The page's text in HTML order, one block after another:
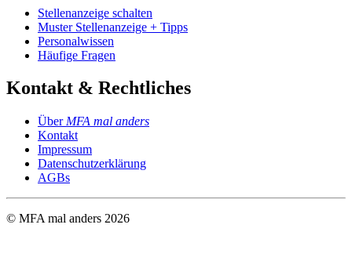
Stellenanzeige schalten
Muster Stellenanzeige + Tipps
Personalwissen
Häufige Fragen
Kontakt & Rechtliches
Über MFA mal anders
Kontakt
Impressum
Datenschutzerklärung
AGBs
© MFA mal anders 2026